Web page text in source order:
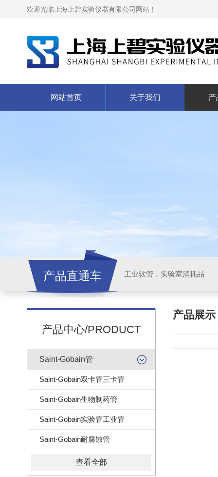
欢迎光临上海上碧实验仪器有限公司网站！
网站首页 关于我们 产
产品直通车 工业软管，实验室消耗品
产品中心/PRODUCT
Saint-Gobain管
Saint-Gobain双卡管三卡管
Saint-Gobain生物制药管
Saint-Gobain实验管工业管
Saint-Gobain耐腐蚀管
查看全部
产品展示